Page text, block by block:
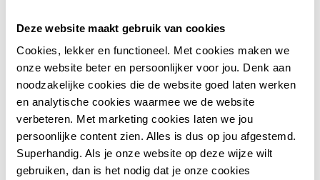
Deze website maakt gebruik van cookies
Cookies, lekker en functioneel. Met cookies maken we
onze website beter en persoonlijker voor jou. Denk aan
noodzakelijke cookies die de website goed laten werken
en analytische cookies waarmee we de website
verbeteren. Met marketing cookies laten we jou
persoonlijke content zien. Alles is dus op jou afgestemd.
Superhandig. Als je onze website op deze wijze wilt
gebruiken, dan is het nodig dat je onze cookies